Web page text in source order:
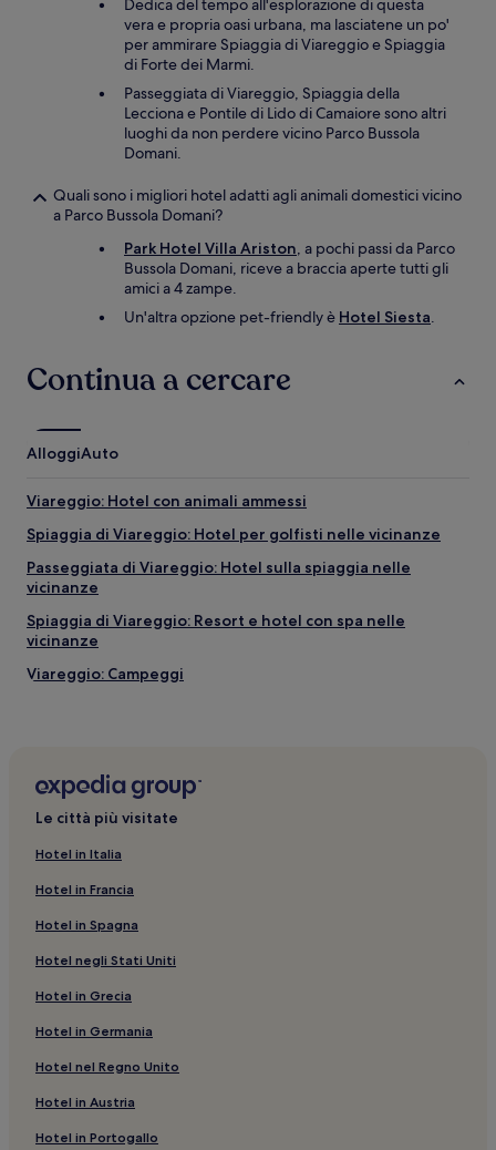
Dedica del tempo all'esplorazione di questa
vera e propria oasi urbana, ma lasciatene un po'
per ammirare Spiaggia di Viareggio e Spiaggia
di Forte dei Marmi.
Passeggiata di Viareggio, Spiaggia della
Lecciona e Pontile di Lido di Camaiore sono altri
luoghi da non perdere vicino Parco Bussola
Domani.
Quali sono i migliori hotel adatti agli animali domestici vicino
a Parco Bussola Domani?
Park Hotel Villa Ariston, a pochi passi da Parco
Bussola Domani, riceve a braccia aperte tutti gli
amici a 4 zampe.
Un'altra opzione pet-friendly è Hotel Siesta.
Continua a cercare
AlloggiAuto
Viareggio: Hotel con animali ammessi
Spiaggia di Viareggio: Hotel per golfisti nelle vicinanze
Passeggiata di Viareggio: Hotel sulla spiaggia nelle
vicinanze
Spiaggia di Viareggio: Resort e hotel con spa nelle
vicinanze
Viareggio: Campeggi
Spiaggia di Viareggio: hotel a 2 stelle
Tonfano: Hotel per famiglie
Tonfano: Hotel con animali ammessi
Torre Matilde: hotel nelle vicinanze
Marina di Pietrasanta: Hotel con parcheggio
Spiaggia di Pietrasanta: hotel nelle vicinanze
Lido di Camaiore: Hotel con servizi business
Le città più visitate
Hotel in Italia
Hotel in Francia
Hotel in Spagna
Hotel negli Stati Uniti
Hotel in Grecia
Hotel in Germania
Hotel nel Regno Unito
Hotel in Austria
Hotel in Portogallo